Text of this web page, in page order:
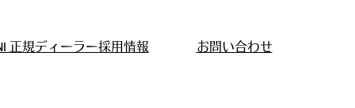
正規ディーラー採用情報 お問い合わせ